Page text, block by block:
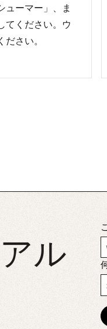
ューマー」、ま
てください。ウ
さい。
ル